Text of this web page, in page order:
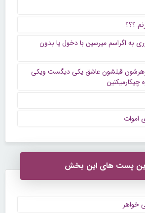
؟؟؟
به اگراسم میرسین با دخول یا بدون
قبلشون عاشق یکی دیگست ویکی
اموات
پست های این بخش
خواهر